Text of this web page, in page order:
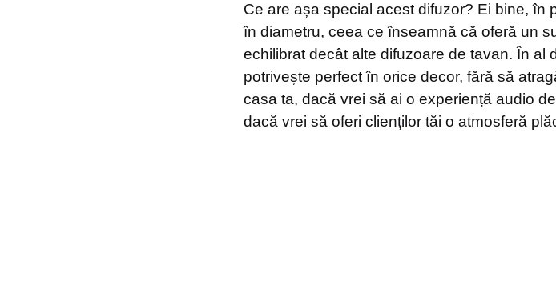
Ce are așa special acest difuzor? Ei bine, în
în diametru, ceea ce înseamnă că oferă un
echilibrat decât alte difuzoare de tavan. În al
potrivește perfect în orice decor, fără să
casa ta, dacă vrei să ai o experiență audio
dacă vrei să oferi clienților tăi o atmosferă